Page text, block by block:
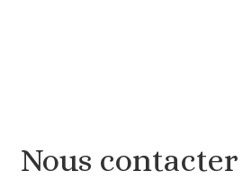
Nous contacter